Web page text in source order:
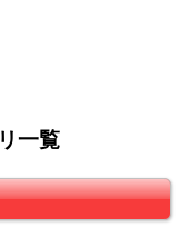
一覧